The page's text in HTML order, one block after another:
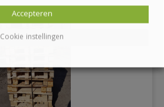
Cookie instellingen
Accepteren